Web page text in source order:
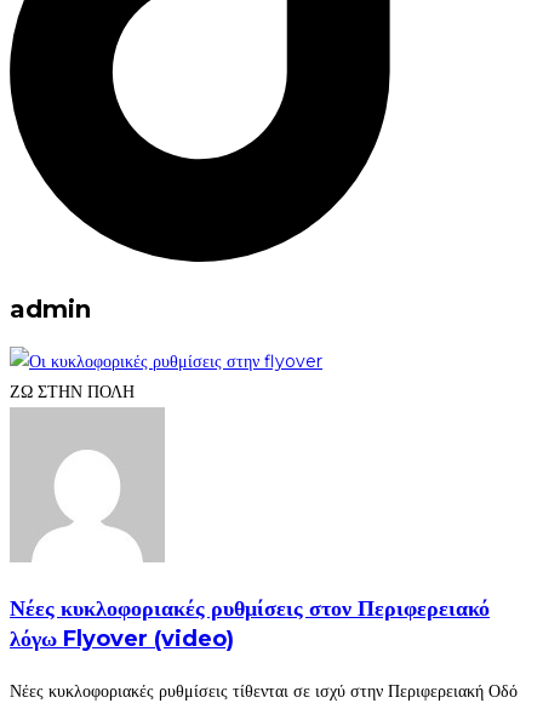
admin
ΖΩ ΣΤΗΝ ΠΟΛΗ
Νέες κυκλοφοριακές ρυθμίσεις στον Περιφερειακό
λόγω Flyover (video)
Νέες κυκλοφοριακές ρυθμίσεις τίθενται σε ισχύ στην Περιφερειακή Οδό